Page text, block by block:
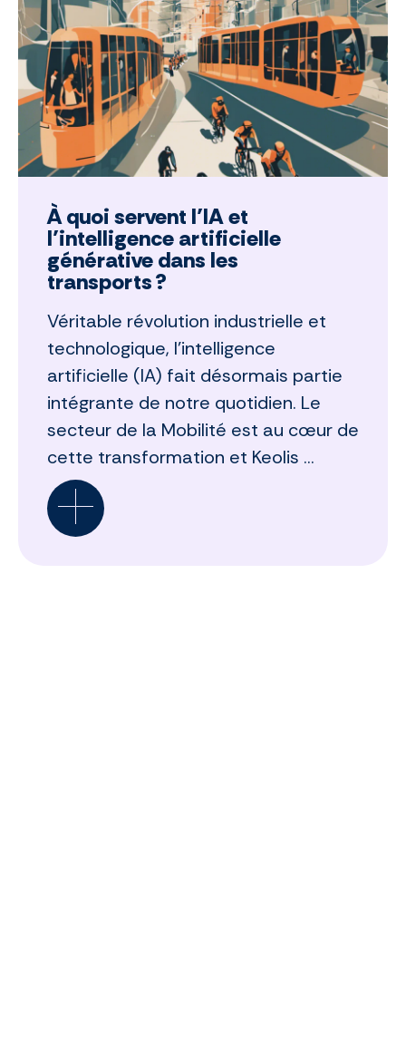
À quoi servent l’IA et
l’intelligence artificielle
générative dans les
transports ?
Véritable révolution industrielle et
technologique, l’intelligence
artificielle (IA) fait désormais partie
intégrante de notre quotidien. Le
secteur de la Mobilité est au cœur de
cette transformation et Keolis ...